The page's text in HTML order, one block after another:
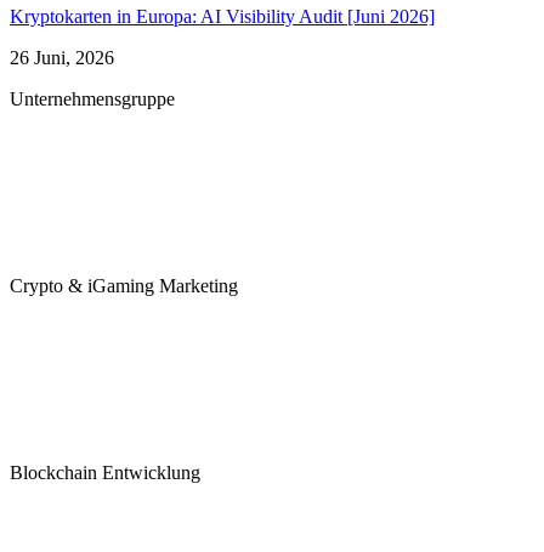
Kryptokarten in Europa: AI Visibility Audit [Juni 2026]
26 Juni, 2026
Unternehmensgruppe
Crypto & iGaming Marketing
Blockchain Entwicklung